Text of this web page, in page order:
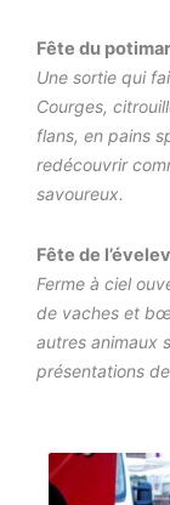
Fête du
Une sortie qui
Courges,
flans, en pains
redécouvrir
savoureux.
Fête de
Ferme à ciel
de vaches et
autres animaux
présentations